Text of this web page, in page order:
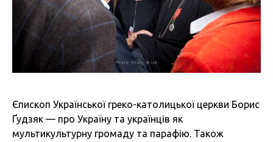
Єпископ Української греко-католицької церкви Борис
Ґудзяк — про Україну та українців як
мультикультурну громаду та парафію. Також